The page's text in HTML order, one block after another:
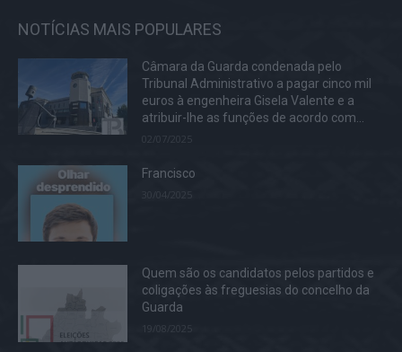
NOTÍCIAS MAIS POPULARES
Câmara da Guarda condenada pelo
Tribunal Administrativo a pagar cinco mil
euros à engenheira Gisela Valente e a
atribuir-lhe as funções de acordo com...
02/07/2025
Francisco
Quem são os candidatos pelos partidos e
coligações às freguesias do concelho da
Guarda
19/08/2025